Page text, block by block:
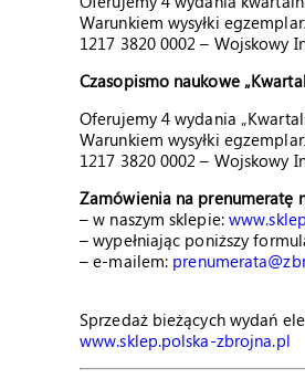
Warunkiem wysyłki
1217 3820 0002 – Wojskowy
Czasopismo naukowe
Oferujemy 4 wydania
Warunkiem wysyłki
1217 3820 0002 – Wojskowy
Zamówienia na prenumeratę
– w naszym sklepie:
– wypełniając poniższy
– e-mailem:
Sprzedaż bieżących wydań
www.sklep.polska-zbrojna.pl